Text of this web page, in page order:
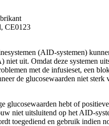
CE0123
(AID-systemen)
niet uit. Omdat deze systemen
met de infusieset, een
de glucosewaarden niet
glucosewaarden hebt of
niet uitsluitend op het AID-
toegediend en gebruik indien